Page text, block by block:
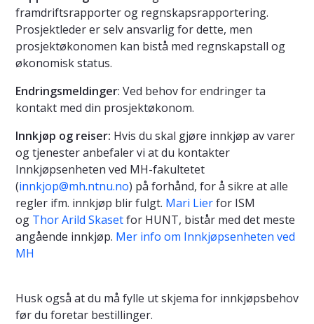
framdriftsrapporter og regnskapsrapportering.
Prosjektleder er selv ansvarlig for dette, men
prosjektøkonomen kan bistå med regnskapstall og
økonomisk status.
Endringsmeldinger: Ved behov for endringer ta
kontakt med din prosjektøkonom.
Innkjøp og reiser: Hvis du skal gjøre innkjøp av varer
og tjenester anbefaler vi at du kontakter
Innkjøpsenheten ved MH-fakultetet
(innkjop@mh.ntnu.no) på forhånd, for å sikre at alle
regler ifm. innkjøp blir fulgt. Mari Lierfor ISM
og Thor Arild Skasetfor HUNT, bistår med det meste
angående innkjøp. Mer info om Innkjøpsenheten ved
MH
Husk også at du må fylle ut skjema for innkjøpsbehov
før du foretar bestillinger.